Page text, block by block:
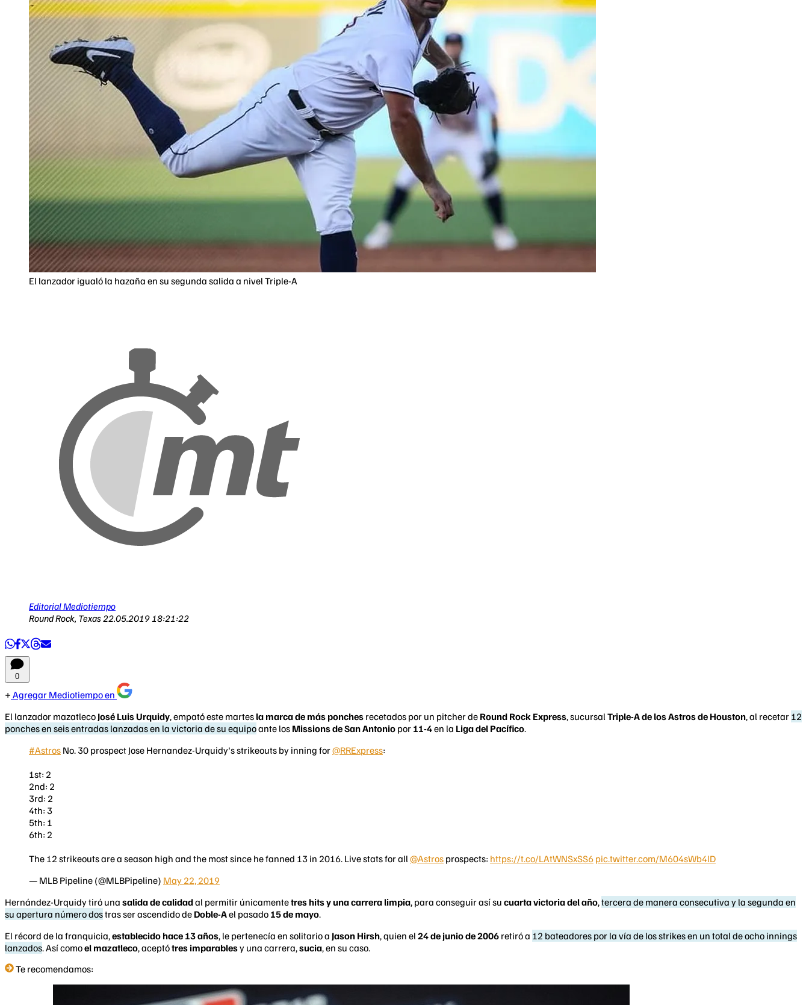
El lanzador igualó la hazaña en su segunda salida a nivel Triple-A
Editorial Mediotiempo
Round Rock, Texas22.05.2019 18:21:22
0
Agregar Mediotiempo en
El lanzador mazatleco José Luis Urquidy, empató este martes la marca de más ponches recetados por un pitcher de Round Rock Express, sucursal Triple-A de los Astros de Houston, al recetar 12
ponches en seis entradas lanzadas en la victoria de su equipoante los Missions de San Antonio por 11-4en la Liga del Pacífico.
#Astros No. 30 prospect Jose Hernandez-Urquidy's strikeouts by inning for@RRExpress:
1st: 2
2nd: 2
3rd: 2
4th: 3
5th: 1
6th: 2
The 12 strikeouts are a season high and the most since he fanned 13 in 2016. Live stats for all @Astros prospects: https://t.co/LAtWNSxSS6 pic.twitter.com/M604sWb4lD
— MLB Pipeline (@MLBPipeline) May 22, 2019
Hernández-Urquidy tiró una salida de calidadal permitir únicamentetres hits y una carrera limpia, para conseguir así su cuarta victoria del año,tercera de manera consecutiva y la segunda en
su apertura número dostras ser ascendido de Doble-Ael pasado 15 de mayo.
El récord de la franquicia,establecido hace 13 años, le pertenecía en solitario a Jason Hirsh, quien el 24 de junio de 2006 retiró a 12 bateadores por la vía de los strikes en un total de ocho innings
lanzados. Así comoel mazatleco, aceptótres imparablesy una carrera,sucia, en su caso.
Te recomendamos: